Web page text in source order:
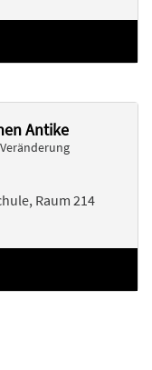
Antike
Raum 214